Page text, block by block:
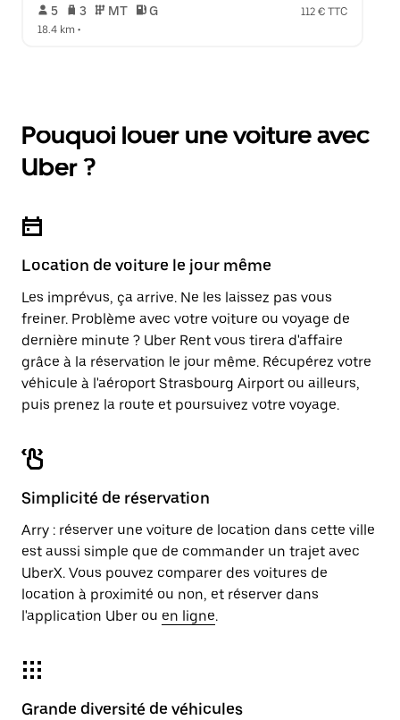
5 3 MT G
112 € TTC
18.4 km •
Pouquoi louer une voiture avec
Uber ?
Location de voiture le jour même
Les imprévus, ça arrive. Ne les laissez pas vous
freiner. Problème avec votre voiture ou voyage de
dernière minute ? Uber Rent vous tirera d'affaire
grâce à la réservation le jour même. Récupérez votre
véhicule à l'aéroport Strasbourg Airport ou ailleurs,
puis prenez la route et poursuivez votre voyage.
Simplicité de réservation
Arry : réserver une voiture de location dans cette ville
est aussi simple que de commander un trajet avec
UberX. Vous pouvez comparer des voitures de
location à proximité ou non, et réserver dans
l'application Uber ou en ligne.
Grande diversité de véhicules